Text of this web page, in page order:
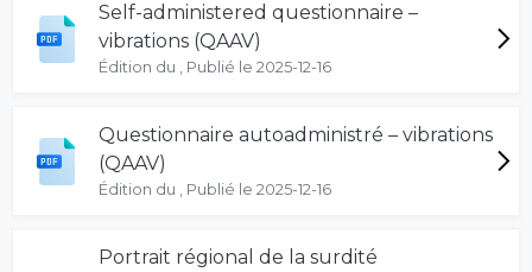
Self-administered questionnaire –
vibrations (QAAV)
Édition du , Publié le 2025-12-16
Questionnaire autoadministré – vibrations
(QAAV)
Édition du , Publié le 2025-12-16
Portrait régional de la surdité